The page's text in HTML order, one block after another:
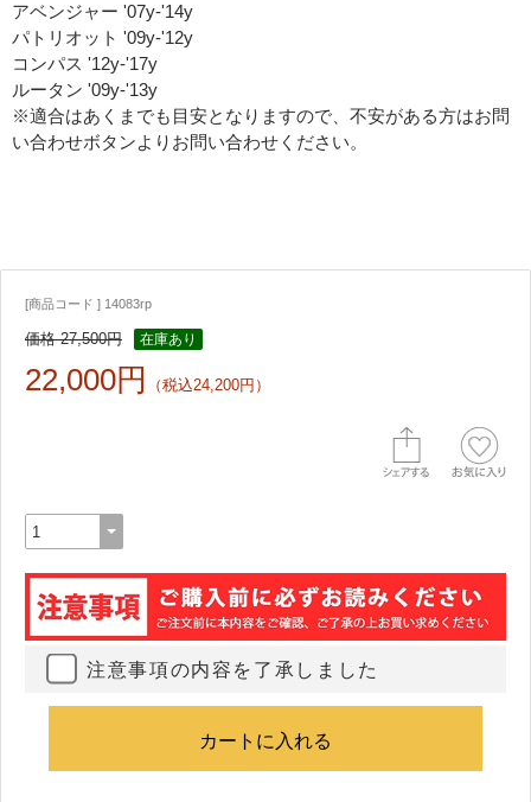
アベンジャー '07y-'14y
パトリオット '09y-'12y
コンパス '12y-'17y
ルータン '09y-'13y
※適合はあくまでも目安となりますので、不安がある方はお問
い合わせボタンよりお問い合わせください。
[商品コード ] 14083rp
価格 27,500円 在庫あり
22,000円 （税込24,200円）
注意事項の内容を了承しました